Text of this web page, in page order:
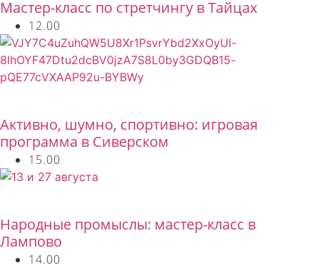
Мастер-класс по стретчингу в Тайцах
12.00
Активно, шумно, спортивно: игровая
программа в Сиверском
15.00
Народные промыслы: мастер-класс в
Лампово
14.00